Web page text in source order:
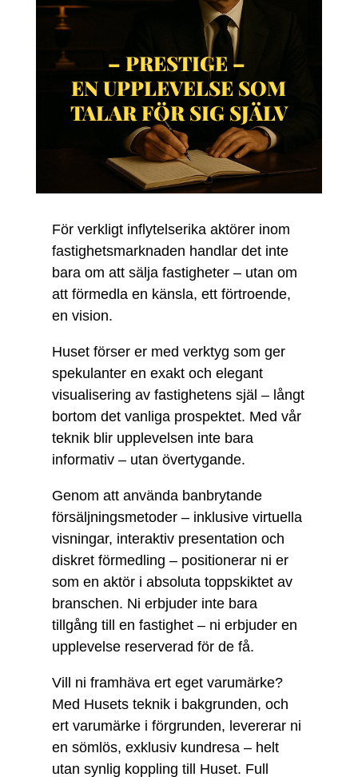
– PRESTIGE –
EN UPPLEVELSE SOM
TALAR FÖR SIG SJÄLV
För verkligt inflytelserika aktörer inom
fastighetsmarknaden handlar det inte
bara om att sälja fastigheter – utan om
att förmedla en känsla, ett förtroende,
en vision.
Huset förser er med verktyg som ger
spekulanter en exakt och elegant
visualisering av fastighetens själ – långt
bortom det vanliga prospektet. Med vår
teknik blir upplevelsen inte bara
informativ – utan övertygande.
Genom att använda banbrytande
försäljningsmetoder – inklusive virtuella
visningar, interaktiv presentation och
diskret förmedling – positionerar ni er
som en aktör i absoluta toppskiktet av
branschen. Ni erbjuder inte bara
tillgång till en fastighet – ni erbjuder en
upplevelse reserverad för de få.
Vill ni framhäva ert eget varumärke?
Med Husets teknik i bakgrunden, och
ert varumärke i förgrunden, levererar ni
en sömlös, exklusiv kundresa – helt
utan synlig koppling till Huset. Full